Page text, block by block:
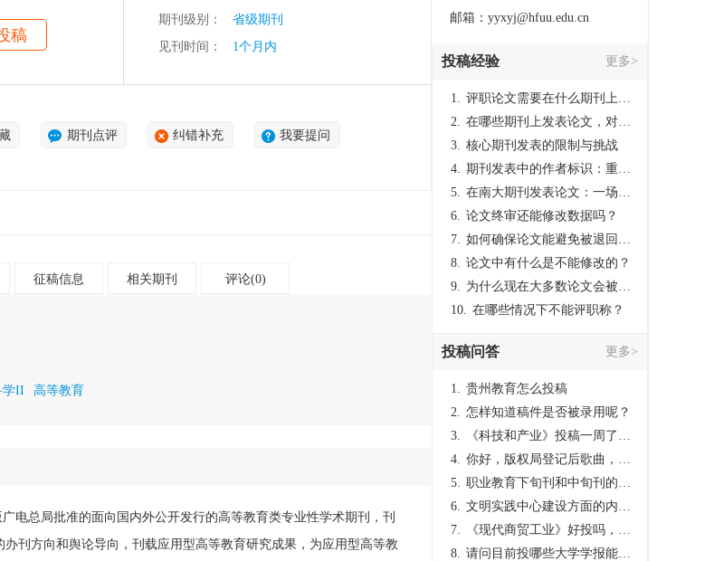
稿
期刊级别：
省级期刊
见刊时间：
1个月内
期刊点评 纠错补充 我要提问
征稿信息 相关期刊 评论(0)
学II 高等教育
电总局批准的面向国内外公开发行的高等教育类专业性学术期刊，刊
办刊方向和舆论导向，刊载应用型高等教育研究成果，为应用型高等教
邮箱：yyxyj@hfuu.edu.cn
投稿经验 更多>
1. 评职论文需要在什么期刊上发表？
2. 在哪些期刊上发表论文，对考研有优势？
3. 核心期刊发表的限制与挑战
4. 期刊发表中的作者标识：重要性与实践
5. 在南大期刊发表论文：一场知识探索与学术成就的旅程
6. 论文终审还能修改数据吗？
7. 如何确保论文能避免被退回：关键条件与策略
8. 论文中有什么是不能修改的？
9. 为什么现在大多数论文会被评判为AI撰写？（深度剖析查重机制下的困境与出路）
10. 在哪些情况下不能评职称？
投稿问答 更多>
1. 贵州教育怎么投稿
2. 怎样知道稿件是否被录用呢？
3.
《科技和产业》投稿一周了仍是“已发回执”状态，这是什么意思？什么时候外审？
4. 你好，版权局登记后歌曲，这里能否发表
5. 职业教育下旬刊和中旬刊的国内刊号一样，他们有什么区别，两本刊物都是真的吗？
6. 文明实践中心建设方面的内容适合那种期刊
7.
《现代商贸工业》好投吗，版面费多少？
8. 请问目前投哪些大学学报能较快出刊啊